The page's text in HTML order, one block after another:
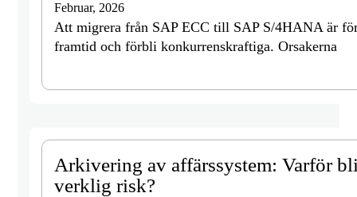
Februar, 2026
Att migrera från SAP ECC till SAP S/4HANA är
framtid och förbli konkurrenskraftiga. Orsakerna
Arkivering av affärssystem: Varför
verklig risk?